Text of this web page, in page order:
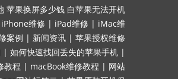
苹果换屏多少钱 白苹果无法开机
iPhone维修 | iPad维修 | iMac维
案例 | 新闻资讯 | 苹果授权维修
| 如何快速找回丢失的苹果手机 |
教程 | macBook维修教程 | 网站